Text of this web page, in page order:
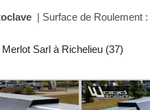
| Surface de Roulement :
Merlot Sarl à Richelieu (37)